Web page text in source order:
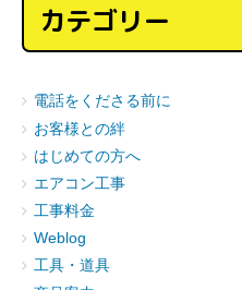
カテゴリー
電話をくださる前に
お客様との絆
はじめての方へ
エアコン工事
工事料金
Weblog
工具・道具